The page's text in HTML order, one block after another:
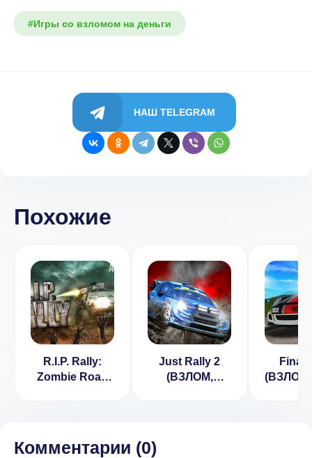
#Игры со взломом на деньги
НАШ TELEGRAM
Похожие
R.I.P. Rally:
Zombie Road
Just Rally 2
(ВЗЛОМ,
Final
(ВЗЛОМ,
Комментарии (0)